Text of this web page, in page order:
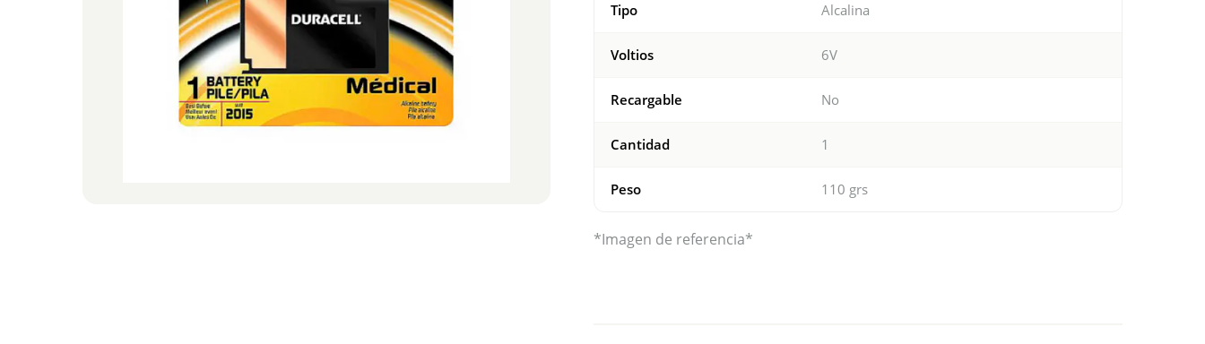
Tipo Alcalina
Voltios 6V
Recargable No
Cantidad 1
Peso 110 grs
*Imagen de referencia*